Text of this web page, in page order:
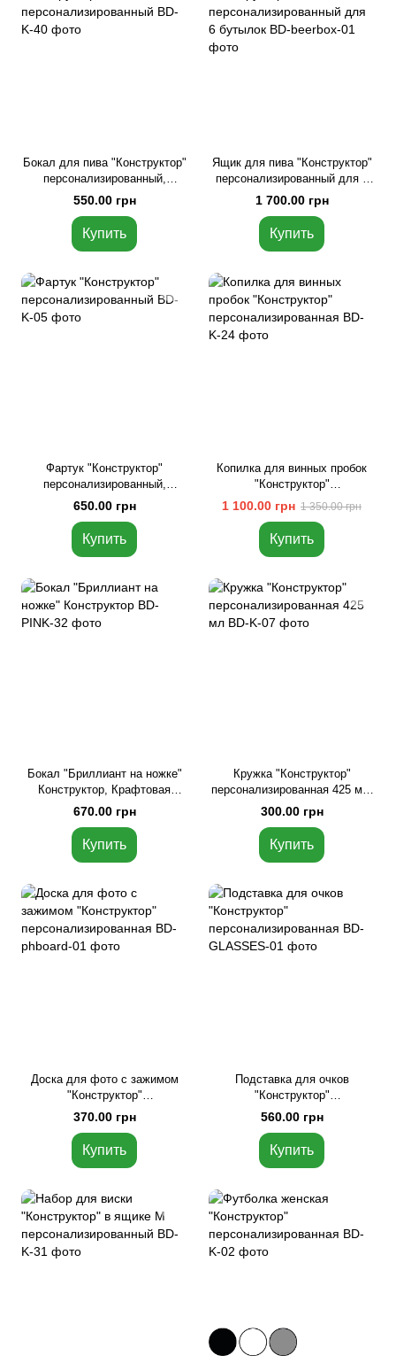
Бокал для пива "Конструктор"
персонализированный,
Крафтовая коробка
550.00 грн
Купить
Ящик для пива "Конструктор"
персонализированный для 6
бутылок, Светлое дерево
1 700.00 грн
Купить
Фартук "Конструктор"
персонализированный,
Красный
650.00 грн
Купить
Копилка для винных пробок
"Конструктор"
персонализированная, Белый
1 100.00 грн 1 350.00 грн
Купить
Бокал "Бриллиант на ножке"
Конструктор, Крафтовая
коробка
670.00 грн
Купить
Кружка "Конструктор"
персонализированная 425 мл,
Белый, Крафтовая коробка,
425 мл
300.00 грн
Купить
Доска для фото с зажимом
"Конструктор"
персонализированная,
Бежевый
370.00 грн
Купить
Подставка для очков
"Конструктор"
персонализированная,
Коричневый
560.00 грн
Купить